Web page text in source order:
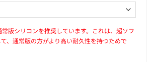
常版シリコンを推奨しています。これは、超ソフ
、通常版の方がより高い耐久性を持つためで